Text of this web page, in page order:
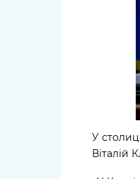
У
Віталій